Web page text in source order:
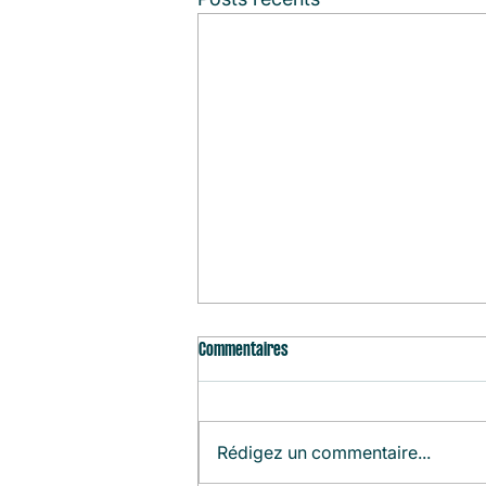
Agenda du Mois (Août)
Commentaires
Rédigez un commentaire...